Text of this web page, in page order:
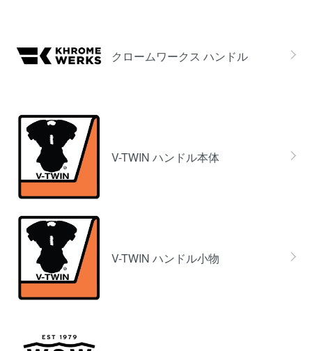
クロームワークス ハンドル
V-TWIN ハンドル本体
V-TWIN ハンドル小物